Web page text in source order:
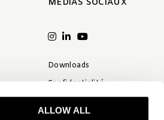
ALLOW ALL
MÉDIAS SOCIAUX
Downloads
Confidentialité